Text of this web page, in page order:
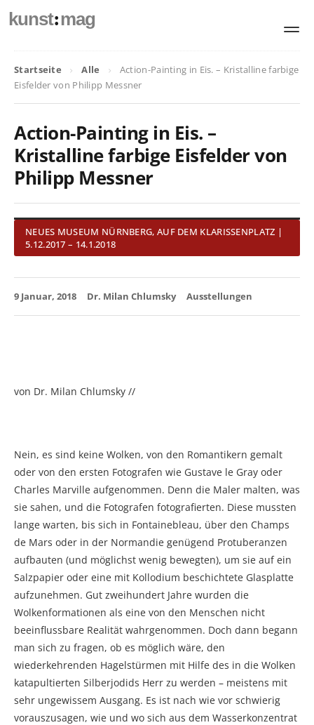
kunst:mag
Startseite Alle
Action-Painting in Eis. – Kristalline farbige
Eisfelder von Philipp Messner
Action-Painting in Eis. –
Kristalline farbige Eisfelder von
Philipp Messner
NEUES MUSEUM NÜRNBERG, AUF DEM KLARISSENPLATZ |
5.12.2017 – 14.1.2018
9 Januar, 2018 Dr. Milan Chlumsky Ausstellungen
von Dr. Milan Chlumsky //
Nein, es sind keine Wolken, von den Romantikern gemalt
oder von den ersten Fotografen wie Gustave le Gray oder
Charles Marville aufgenommen. Denn die Maler malten, was
sie sahen, und die Fotografen fotografierten. Diese mussten
lange warten, bis sich in Fontainebleau, über den Champs
de Mars oder in der Normandie genügend Protuberanzen
aufbauten (und möglichst wenig bewegten), um sie auf ein
Salzpapier oder eine mit Kollodium beschichtete Glasplatte
aufzunehmen. Gut zweihundert Jahre wurden die
Wolkenformationen als eine von den Menschen nicht
beeinflussbare Realität wahrgenommen. Doch dann begann
man sich zu fragen, ob es möglich wäre, den
wiederkehrenden Hagelstürmen mit Hilfe des in die Wolken
katapultierten Silberjodids Herr zu werden – meistens mit
sehr ungewissem Ausgang. Es ist nach wie vor schwierig
vorauszusagen, wie und wo sich aus dem Wasserkonzentrat